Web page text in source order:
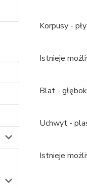
Korpusy -
Istnieje
Blat -
Uchwyt -
Istnieje